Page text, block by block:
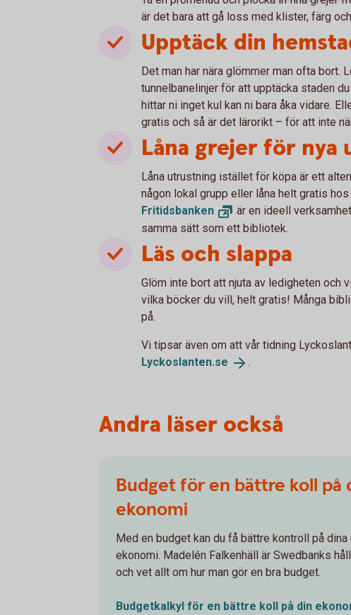
är det bara att gå loss med klister, färg
Upptäck din
Det man har nära glömmer man ofta
tunnelbanelinjer för att upptäcka staden
hittar ni inget kul kan ni bara åka vidare.
gratis och så är det lärorikt – för att inte
Låna grejer för nya
Låna utrustning istället för köpa är ett
någon lokal grupp eller låna helt gratis
Fritidsbanken
är en ideell
samma sätt som ett bibliotek.
Läs och slappa
Glöm inte bort att njuta av ledigheten och
vilka böcker du vill, helt gratis! Många
på.
Vi tipsar även om att vår tidning
Lyckoslanten.se .
Andra läser också
Budget för en bättre koll på
ekonomi
Med en budget kan du få bättre kontroll på
ekonomi. Madelén Falkenhäll är Swedbanks
och vet allt om hur man gör en bra budget.
Budgetkalkyl för en bättre koll på din